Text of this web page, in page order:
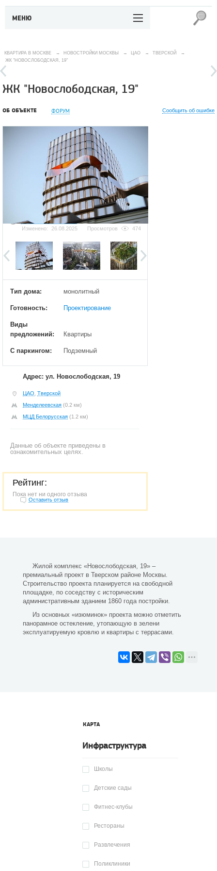
МЕНЮ
КВАРТИРА В МОСКВЕ → НОВОСТРОЙКИ МОСКВЫ → ЦАО → ТВЕРСКОЙ
→
ЖК "НОВОСЛОБОДСКАЯ, 19"
ЖК "Новослободская, 19"
ОБ ОБЪЕКТЕ ФОРУМ Сообщить об ошибке
Добавить фотографию
Изменено:
26.08.2025 Просмотров 474
Тип дома: монолитный
Готовность: Проектирование
Виды
предложений:
Квартиры
С паркингом: Подземный
Адрес: ул. Новослободская, 19
ЦАО Тверской
Менделеевская (0.2 км)
МЦД Белорусская (1.2 км)
Данные об объекте приведены в
ознакомительных целях.
Рейтинг:
Пока нет ни одного отзыва
Оставить отзыв
Жилой комплекс «Новослободская, 19» –
премиальный проект в Тверском районе Москвы.
Строительство проекта планируется на свободной
площадке, по соседству с историческим
административным зданием 1860 года постройки.
Из основных «изюминок» проекта можно отметить
панорамное остекление, утопающую в зелени
эксплуатируемую кровлю и квартиры с террасами.
КАРТА
Инфраструктура
Школы
Детские сады
Фитнес-клубы
Рестораны
Развлечения
Поликлиники